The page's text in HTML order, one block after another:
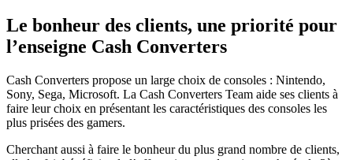
Le bonheur des clients, une priorité pour
l’enseigne Cash Converters
Cash Converters propose un large choix de consoles : Nintendo,
Sony, Sega, Microsoft. La Cash Converters Team aide ses clients à
faire leur choix en présentant les caractéristiques des consoles les
plus prisées des gamers.
Cherchant aussi à faire le bonheur du plus grand nombre de clients,